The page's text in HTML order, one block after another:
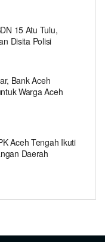
15 Atu Tulu,
Disita Polisi
Bank Aceh
Warga Aceh
Aceh Tengah Ikuti
Daerah